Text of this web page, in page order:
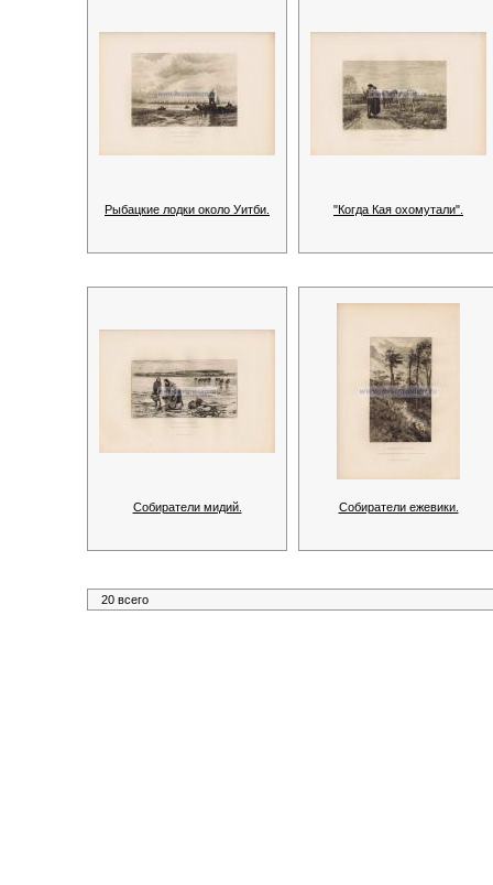
Рыбацкие лодки около Уитби. "Когда Кая охомутали".
Собиратели мидий. Собиратели ежевики.
20 всего